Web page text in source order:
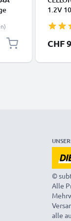
1.2V
NiMH
CHF
©
Alle
alle